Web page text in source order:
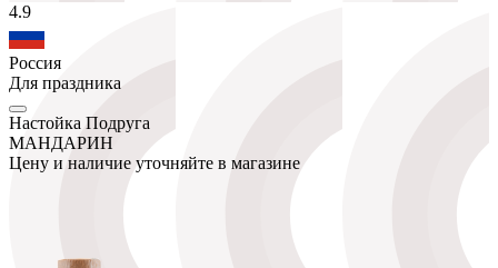
4.9
Россия
Для праздника
Настойка Подруга
МАНДАРИН
Цену и наличие уточняйте в магазине